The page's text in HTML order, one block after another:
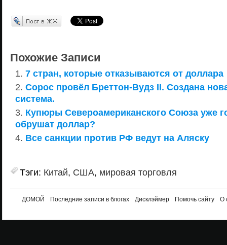
Перепост в ЖЖ
Похожие Записи
7 стран, которые отказываются от доллара
Сорос провёл Бреттон-Вудз II. Создана
система.
Купюры Североамериканского Союза уже
обрушат доллар?
Все санкции против РФ ведут на Аляску
Тэги: Китай, США, мировая торговля
ДОМОЙ Последние записи в блогах Дисклэймер Помочь сайту О